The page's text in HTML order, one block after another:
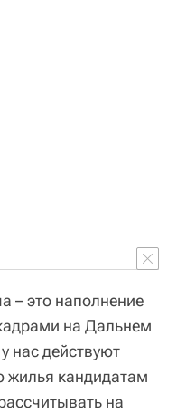
– это наполнение
на Дальнем
нас действуют
жилья кандидатам
на